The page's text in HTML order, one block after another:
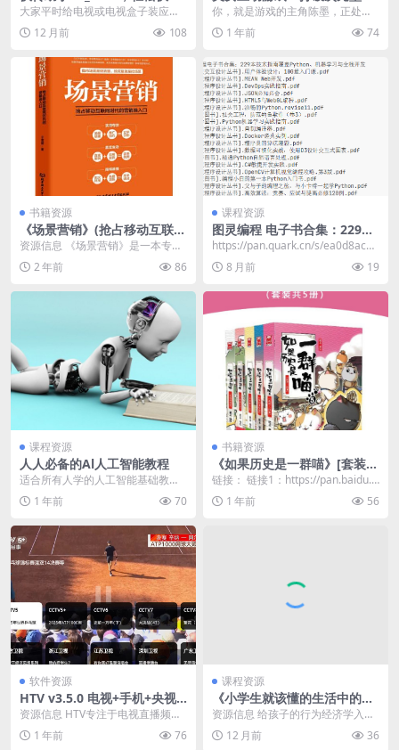
的安装任何软件到电视上
大家平时给电视或电视盒子装应
用，常用的老办法应该还是插 U 盘
吧？先把软件下到 ...
12 月前 108
爱《对不起，我把美女包围
了》邂逅五位魅力女主
你，就是游戏的主角陈墨，正处在
年轻有为、事业扬帆起航的关键时
期，可命运似乎总爱开...
1 年前 74
书籍资源
《场景营销》(抢占移动互联网
时代的营销准入口)
资源信息 《场景营销》是一本专注
于移动互联网时代营销策略的书
籍，它深入剖析了场景...
2 年前 86
课程资源
图灵编程 电子书合集：229本
技术指南覆盖Python、机器
学习与全栈开发
https://pan.quark.cn/s/ea0d8ac71
0ac 📁 图灵...
8 月前 19
课程资源
人人必备的Al人工智能教程
适合所有人学的人工智能基础教
程，手把手带你入门AI人工智能。
资源链接：http...
1 年前 70
书籍资源
《如果历史是一群喵》[套装共
5册]
链接： 链接1：https://pan.baidu.c
om/s/14w3mxlL...
1 年前 56
软件资源
HTV v3.5.0 电视+手机+央视
+地方+卫视+体育
资源信息 HTV专注于电视直播频道
的特色服务，是款仅依赖于网络即
可以进行节目点播...
1 年前 76
课程资源
《小学生就该懂的生活中的经
济学》走进行为经济学的魔法
课堂
资源信息 给孩子的行为经济学入门
读本，52堂入门课，配套52幅活泼
明快的漫画，让...
12 月前 36